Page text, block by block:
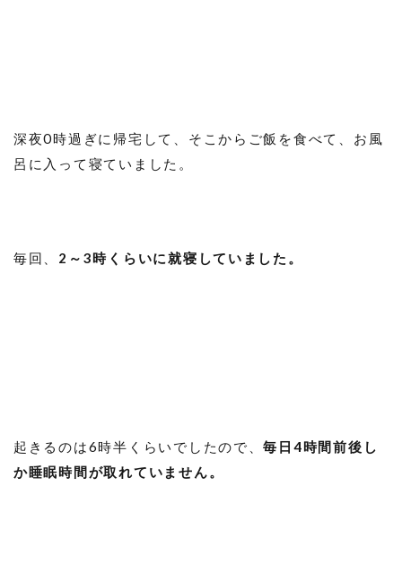
深夜0時過ぎに帰宅して、そこからご飯を食べて、お風
呂に入って寝ていました。
毎回、 2～3時くらいに就寝していました。
起きるのは6時半くらいでしたので、毎日4時間前後し
か睡眠時間が取れていません。